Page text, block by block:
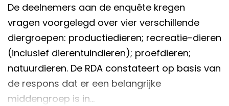
De deelnemers aan de enquête kregen
vragen voorgelegd over vier verschillende
diergroepen: productiedieren; recreatie-dieren
(inclusief dierentuindieren); proefdieren;
natuurdieren. De RDA constateert op basis van
de respons dat er een belangrijke
middengroep is in…